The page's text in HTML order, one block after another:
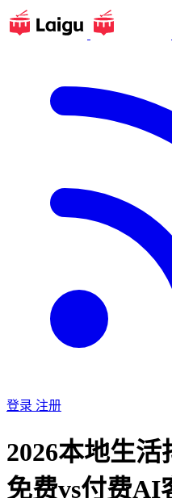
登录 注册
2026本地生活
免费vs付费AI